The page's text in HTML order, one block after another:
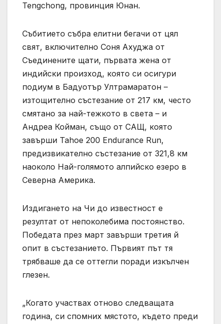
Tengchong, провинция Юнан.
Събитието събра елитни бегачи от цял
свят, включително Соня Ахуджа от
Съединените щати, първата жена от
индийски произход, която си осигури
подиум в Бадуотър Ултрамаратон –
изтощително състезание от 217 км, често
смятано за най-тежкото в света – и
Андреа Койман, също от САЩ, която
завърши Tahoe 200 Endurance Run,
предизвикателно състезание от 321,8 км
наоколо Най-голямото алпийско езеро в
Северна Америка.
Издигането на Чи до известност е
резултат от непоколебима постоянство.
Победата през март завърши третия й
опит в състезанието. Първият път тя
трябваше да се оттегли поради изкълчен
глезен.
„Когато участвах отново следващата
година, си спомних мястото, където преди